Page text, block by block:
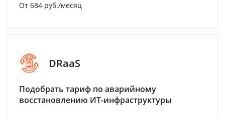
От 684 руб./месяц
DRaaS
Подобрать тариф по аварийному
восстановлению ИТ-инфраструктуры